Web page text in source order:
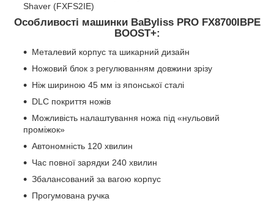
Shaver (FXFS2IE)
Особливості машинки BaByliss PRO FX8700IBPE
BOOST+:
Металевий корпус та шикарний дизайн
Ножовий блок з регулюванням довжини зрізу
Ніж шириною 45 мм із японської сталі
DLC покриття ножів
Можливість налаштування ножа під «нульовий
проміжок»
Автономність 120 хвилин
Час повної зарядки 240 хвилин
Збалансований за вагою корпус
Прогумована ручка